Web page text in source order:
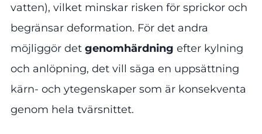
vatten), vilket minskar risken för sprickor och
begränsar deformation. För det andra
möjliggör det genomhärdning efter kylning
och anlöpning, det vill säga en uppsättning
kärn- och ytegenskaper som är konsekventa
genom hela tvärsnittet.